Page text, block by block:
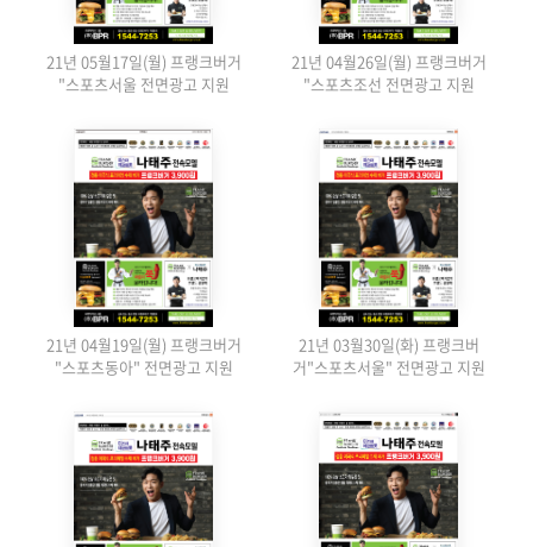
21년 05월17일(월) 프랭크버거
"스포츠서울 전면광고 지원
21년 04월26일(월) 프랭크버거
"스포츠조선 전면광고 지원
21년 04월19일(월) 프랭크버거
"스포츠동아" 전면광고 지원
21년 03월30일(화) 프랭크버
거"스포츠서울" 전면광고 지원